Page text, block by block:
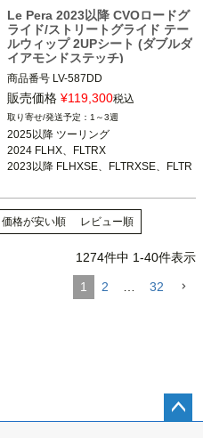
Le Pera 2023以降 CVOロードグ
ライド/ストリートグライド テー
ルウィップ 2UPシート (ダブルダ
イアモンドステッチ)
商品番号 LV-587DD
販売価格 ¥119,300税込
1～3週
2025以降 ツーリング
2024 FLHX、FLTRX
2023以降 FLHXSE、FLTRXSE、FLTR
価格が安い順 レビュー順
1274件中 1-40件表示
1 2 32